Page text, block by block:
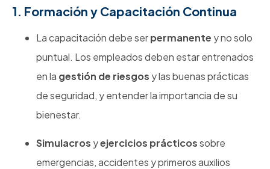
1. Formación y Capacitación Continua
La capacitación debe serpermanente y no solo
puntual. Los empleados deben estar entrenados
en la gestión de riesgos y las buenas prácticas
de seguridad, y entender la importancia de su
bienestar.
Simulacros yejercicios prácticossobre
emergencias, accidentes y primeros auxilios